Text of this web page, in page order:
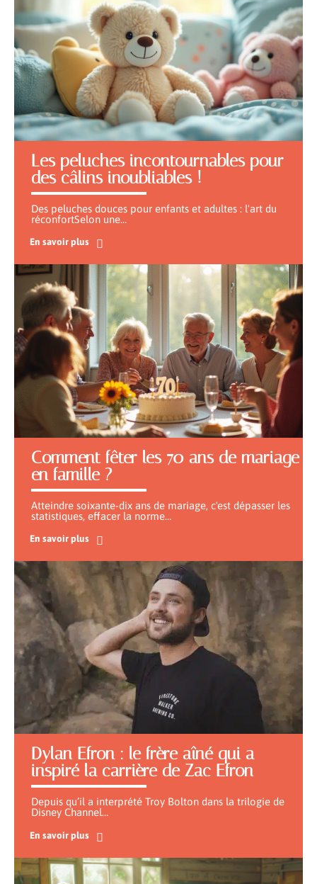
Les peluches incontournables pour
des câlins inoubliables !
Des peluches douces pour enfants et adultes : l'art du
réconfortSelon une…
En savoir plus
Comment fêter les 70 ans de mariage
en famille ?
Atteindre soixante-dix ans de mariage, c'est dépasser les
statistiques, effacer la norme…
En savoir plus
Dylan Efron : le frère aîné qui a
inspiré la carrière de Zac Efron
Depuis qu’il a interprété Troy Bolton dans la trilogie de
Disney Channel…
En savoir plus